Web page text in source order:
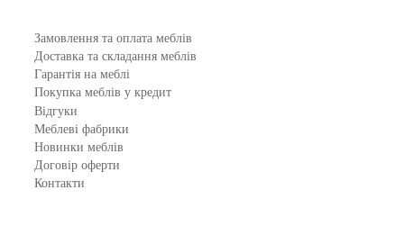
Замовлення та оплата меблів
Доставка та складання меблів
Гарантія на меблі
Покупка меблів у кредит
Відгуки
Меблеві фабрики
Новинки меблів
Договір оферти
Контакти